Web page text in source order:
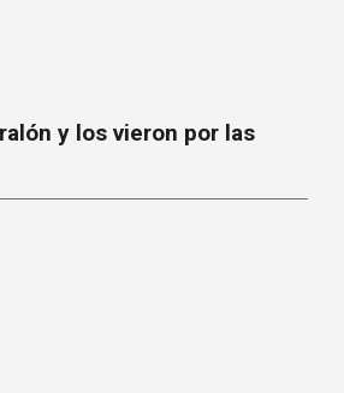
y los vieron por las